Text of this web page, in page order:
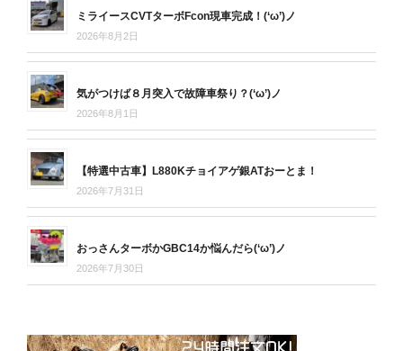
ミライースCVTターボFcon現車完成！(‘ω’)ノ
2026年8月2日
気がつけば８月突入で故障車祭り？(‘ω’)ノ
2026年8月1日
【特選中古車】L880Kチョイアゲ銀ATおーとま！
2026年7月31日
おっさんターボかGBC14か悩んだら(‘ω’)ノ
2026年7月30日